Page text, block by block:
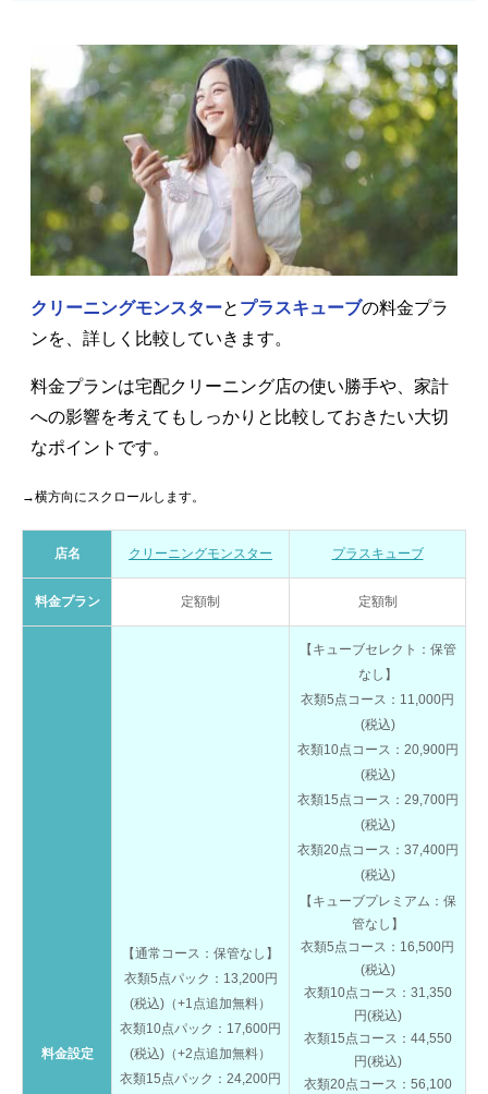
クリーニングモンスターと プラスキューブの料金プラ
ンを、詳しく比較していきます。
料金プランは宅配クリーニング店の使い勝手や、家計
への影響を考えてもしっかりと比較しておきたい大切
なポイントです。
→横方向にスクロールします。
店名 クリーニングモンスター プラスキューブ
料金プラン 定額制 定額制
料金設定
【通常コース：保管なし】
衣類5点パック：13,200円
(税込)（+1点追加無料）
衣類10点パック：17,600円
(税込)（+2点追加無料）
衣類15点パック：24,200円
【キューブセレクト：保管
なし】
衣類5点コース：11,000円
(税込)
衣類10点コース：20,900円
(税込)
衣類15点コース：29,700円
(税込)
衣類20点コース：37,400円
(税込)
【キューブプレミアム：保
管なし】
衣類5点コース：16,500円
(税込)
衣類10点コース：31,350
円(税込)
衣類15点コース：44,550
円(税込)
衣類20点コース：56,100